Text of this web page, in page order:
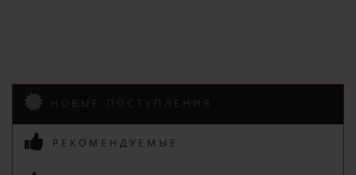
НОВЫЕ ПОСТУПЛЕНИЯ
РЕКОМЕНДУЕМЫЕ